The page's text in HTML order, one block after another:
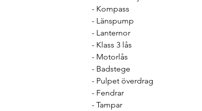
- Kompass
- Länspump
- Lanternor
- Klass 3 lås
- Motorlås
- Badstege
- Pulpet överdrag
- Fendrar
- Tampar